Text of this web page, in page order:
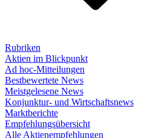
Rubriken
Aktien im Blickpunkt
Ad hoc-Mitteilungen
Bestbewertete News
Meistgelesene News
Konjunktur- und Wirtschaftsnews
Marktberichte
Empfehlungsübersicht
Alle Aktienempfehlungen